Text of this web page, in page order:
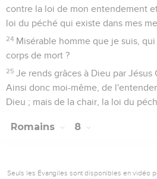
contre la loi de mon entendement
loi du péché qui existe dans mes
24 Misérable homme que je suis,
corps de mort ?
25 Je rends grâces à Dieu par Jésus
Ainsi donc moi-même, de
Dieu ; mais de la chair, la loi du
Romains 8
Seuls les Évangiles sont disponibles en vidéo